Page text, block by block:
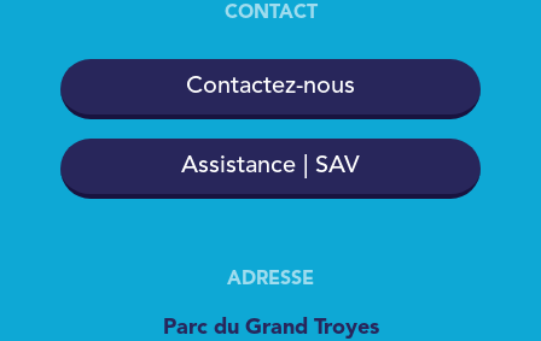
CONTACT
Contactez-nous
Assistance | SAV
ADRESSE
Parc du Grand Troyes